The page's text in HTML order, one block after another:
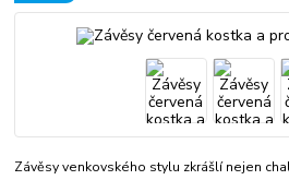
Závěsy venkovského stylu zkrášlí nejen